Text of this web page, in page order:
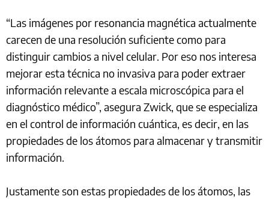
“Las imágenes por resonancia magnética actualmente
carecen de una resolución suficiente como para
distinguir cambios a nivel celular. Por eso nos interesa
mejorar esta técnica no invasiva para poder extraer
información relevante a escala microscópica para el
diagnóstico médico”, asegura Zwick, que se especializa
en el control de información cuántica, es decir, en las
propiedades de los átomos para almacenar y transmitir
información.
Justamente son estas propiedades de los átomos, las